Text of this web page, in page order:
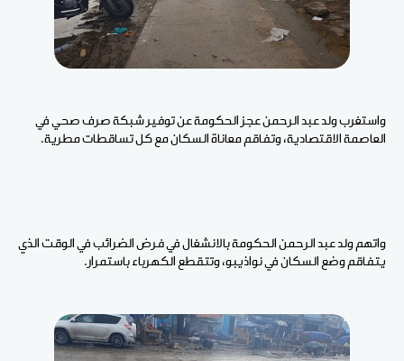
واستغرب ولد عبد الرحمن عجز الحكومة عن توفير شبكة صرف صحي في
العاصمة الاقتصادية، وتفاقم معاناة السكان مع كل تساقطات مطرية.
واتهم ولد عبد الرحمن الحكومة بالانشغال في فرض الضرائب في الوقت الذي
يتفاقم وضع السكان في نواذيبو، وتتقطع الكهرباء باستمرار.